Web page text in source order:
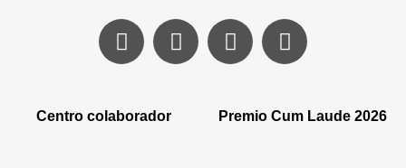
Centro colaborador Premio Cum Laude 2026